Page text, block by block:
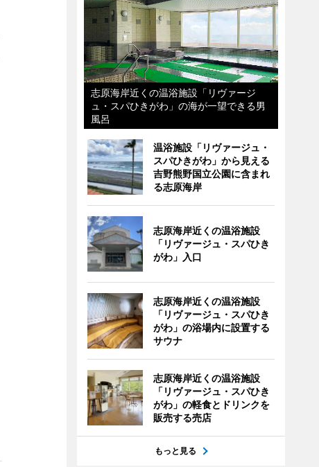
志原海岸近くの温浴施設「リヴァージ
ュ・スパひきがわ」の海が一望できる男
風呂
温浴施設「リヴァージュ・
スパひきがわ」から見える
吉野熊野国立公園に含まれ
る志原海岸
志原海岸近くの温浴施設
「リヴァージュ・スパひき
がわ」入口
志原海岸近くの温浴施設
「リヴァージュ・スパひき
がわ」の浴場内に設置する
サウナ
志原海岸近くの温浴施設
「リヴァージュ・スパひき
がわ」の軽食とドリンクを
販売する売店
もっと見る